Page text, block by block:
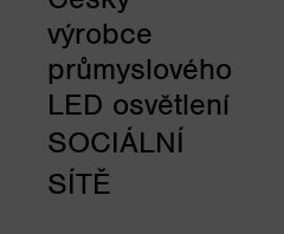
výrobce
průmyslového
LED osvětlení
SOCIÁLNÍ
SÍTĚ